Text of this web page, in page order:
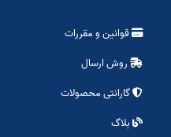
قوانین و مقررات
روش ارسال
گارانتی محصولات
بلاگ